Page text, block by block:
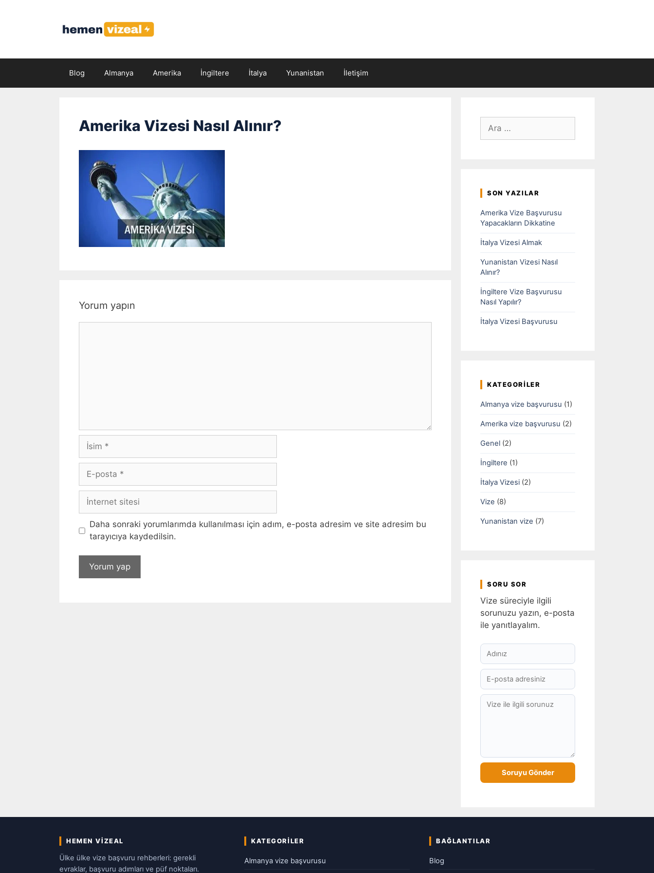
Blog Almanya Amerika İngiltere İtalya Yunanistan İletişim
Amerika Vizesi Nasıl Alınır?
Yorum yapın
İsim
posta
İnternet
Daha sonraki yorumlarımda kullanılması için adım, e-posta adresim ve site adresim bu
tarayıcıya kaydedilsin.
ara
SON YAZILAR
Amerika Vize Başvurusu
Yapacakların Dikkatine
İtalya Vizesi Almak
Yunanistan Vizesi Nasıl
Alınır?
İngiltere Vize Başvurusu
Nasıl Yapılır?
İtalya Vizesi Başvurusu
KATEGORILER
Almanya vize başvurusu (1)
Amerika vize başvurusu (2)
Genel (2)
İngiltere (1)
İtalya Vizesi (2)
Vize (8)
Yunanistan vize (7)
SORU SOR
Vize süreciyle ilgili
sorunuzu yazın, e-posta
ile yanıtlayalım.
HEMEN VIZEAL
Ülke ülke vize başvuru rehberleri: gerekli
evraklar, başvuru adımları ve püf noktaları.
KATEGORILER
Almanya vize başvurusu
BAĞLANTILAR
Blog